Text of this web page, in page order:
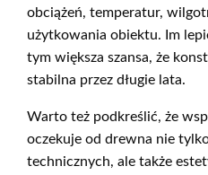
obciążeń, temperatur,
użytkowania obiektu. Im
tym większa szansa, że
stabilna przez długie lata.
Warto też podkreślić, że
oczekuje od drewna nie
technicznych, ale także